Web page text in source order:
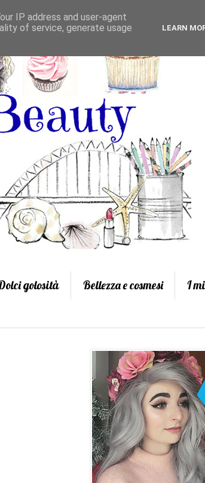
golosità Bellezza e cosmesi
I
IP address and user-agent
of service, generate usage
LEARN